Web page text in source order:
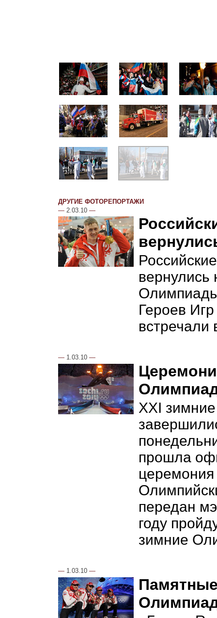
ДРУГИЕ ФОТОРЕПОРТАЖИ
— 2.03.10 —
вернулись
Героев
— 1.03.10 —
XXI
прошла
церемония
передан
году
зимние
— 1.03.10 —